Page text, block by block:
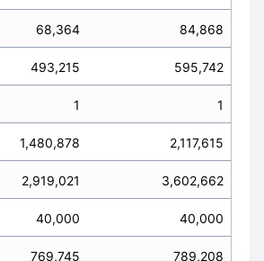
68,364 84,868
493,215 595,742
1 1
1,480,878 2,117,615
2,919,021 3,602,662
40,000 40,000
769,745 789,208